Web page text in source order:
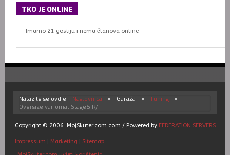
TKO JE ONLINE
Imamo 21 gostiju i nema članova online
Nalazite se ovdje: Naslovnica Garaža
Tuning
Oversize variomat Stage6 R/T
Copyright © 2006. MojSkuter.com.com / Powered by FEDERATION SERVERS
Impressum Marketing
Sitemap